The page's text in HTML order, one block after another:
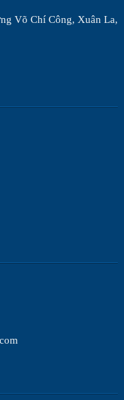
Võ Chí Công, Xuân La,